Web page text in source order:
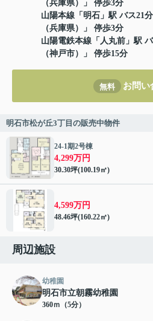
（兵庫県）」 停歩3分
山陽本線 「 明石 」駅 バス21
（兵庫県）」 停歩3分
山陽電鉄本線 「 人丸前 」駅
（神戸市）」 停歩15分
無料 お問い
明石市松が丘3丁目の販売中物件
24-1期2号棟
4,299万円
30.30坪(100.19㎡)
4,599万円
48.46坪(160.22㎡)
周辺施設
幼稚園
明石市立朝霧幼稚園
360ｍ（5分）